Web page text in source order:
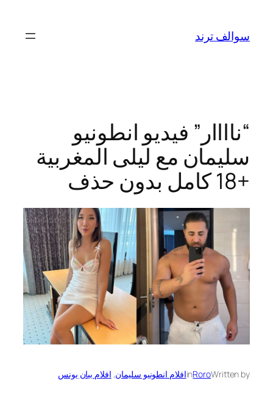
المحتوى
سوالف ترند
“ناااار” فيديو انطونيو
سليمان مع ليلى المغربية
+18 كامل بدون حذف
Written by
Roro
inافلام انطونيو سليمان, افلام بيان يونس